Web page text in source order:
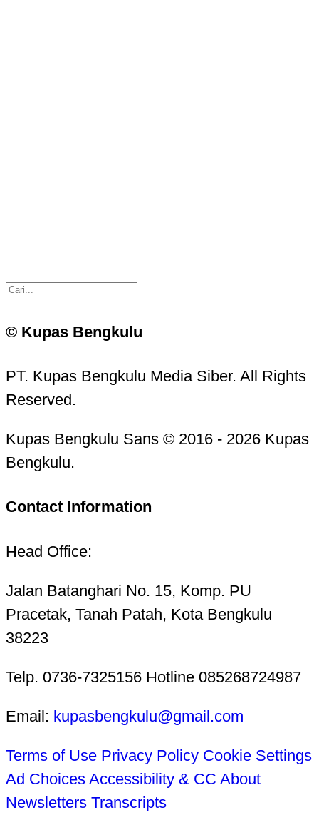
© Kupas Bengkulu
PT. Kupas Bengkulu Media Siber. All Rights
Reserved.
Kupas Bengkulu Sans © 2016 - 2026 Kupas
Bengkulu.
Contact Information
Head Office:
Jalan Batanghari No. 15, Komp. PU
Pracetak, Tanah Patah, Kota Bengkulu
38223
Telp. 0736-7325156 Hotline 085268724987
Email: kupasbengkulu@gmail.com
Terms of Use Privacy Policy Cookie Settings
Ad Choices Accessibility & CC About
Newsletters Transcripts